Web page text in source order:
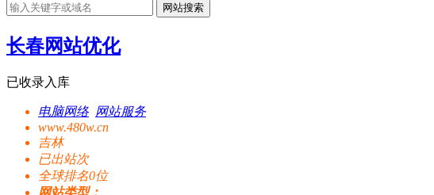
网站搜索
长春网站优化
已收录入库
电脑网络 网站服务
www.480w.cn
吉林
已出站次
全球排名0位
网站类型：